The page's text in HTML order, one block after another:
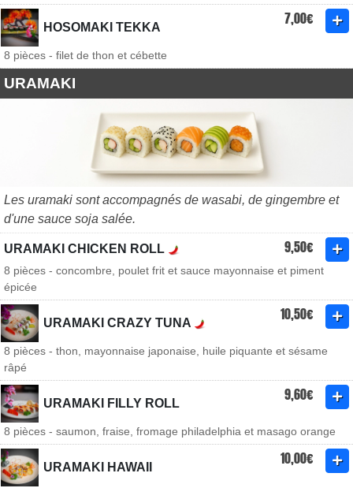
HOSOMAKI TEKKA 7,00€
8 pièces - filet de thon et cébette
URAMAKI
Les uramaki sont accompagnés de wasabi, de gingembre et
d'une sauce soja salée.
URAMAKI CHICKEN ROLL 9,50€
8 pièces - concombre, poulet frit et sauce mayonnaise et piment
épicée
URAMAKI CRAZY TUNA 10,50€
8 pièces - thon, mayonnaise japonaise, huile piquante et sésame
râpé
URAMAKI FILLY ROLL 9,60€
8 pièces - saumon, fraise, fromage philadelphia et masago orange
URAMAKI HAWAII 10,00€